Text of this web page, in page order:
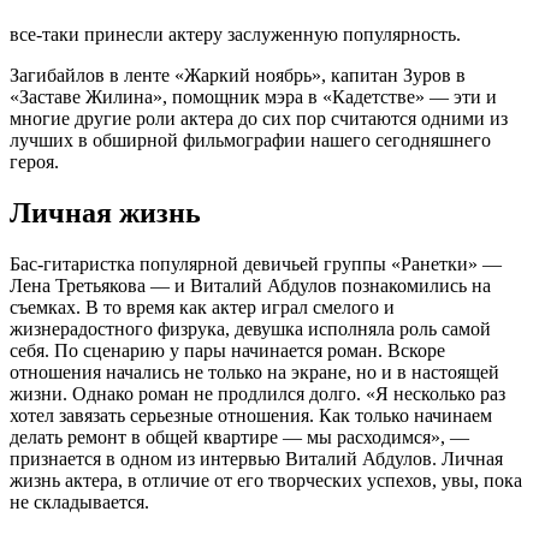
все-таки принесли актеру заслуженную популярность.
Загибайлов в ленте «Жаркий ноябрь», капитан Зуров в
«Заставе Жилина», помощник мэра в «Кадетстве» — эти и
многие другие роли актера до сих пор считаются одними из
лучших в обширной фильмографии нашего сегодняшнего
героя.
Личная жизнь
Бас-гитаристка популярной девичьей группы «Ранетки» —
Лена Третьякова — и Виталий Абдулов познакомились на
съемках. В то время как актер играл смелого и
жизнерадостного физрука, девушка исполняла роль самой
себя. По сценарию у пары начинается роман. Вскоре
отношения начались не только на экране, но и в настоящей
жизни. Однако роман не продлился долго. «Я несколько раз
хотел завязать серьезные отношения. Как только начинаем
делать ремонт в общей квартире — мы расходимся», —
признается в одном из интервью Виталий Абдулов. Личная
жизнь актера, в отличие от его творческих успехов, увы, пока
не складывается.